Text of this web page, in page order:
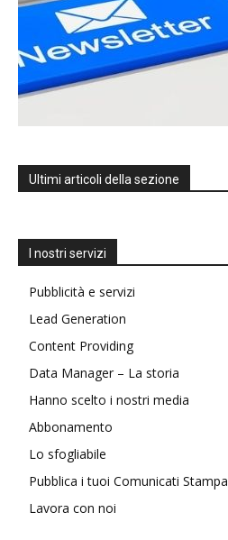
Ultimi articoli della sezione
I nostri servizi
Pubblicità e servizi
Lead Generation
Content Providing
Data Manager – La storia
Hanno scelto i nostri media
Abbonamento
Lo sfogliabile
Pubblica i tuoi Comunicati Stampa
Lavora con noi